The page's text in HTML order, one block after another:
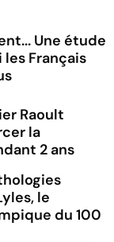
Une étude
Français
Raoult
la
2 ans
le
du 100